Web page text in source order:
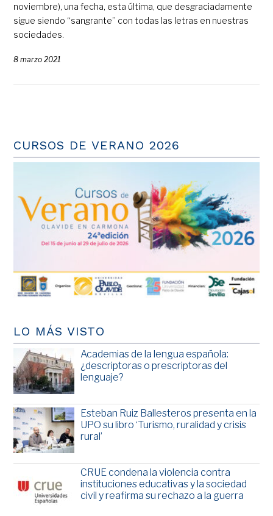
noviembre), una fecha, esta última, que desgraciadamente
sigue siendo “sangrante” con todas las letras en nuestras
sociedades.
8 marzo 2021
CURSOS DE VERANO 2026
LO MÁS VISTO
Academias de la lengua española:
¿descriptoras o prescriptoras del
lenguaje?
Esteban Ruiz Ballesteros presenta en la
UPO su libro ‘Turismo, ruralidad y crisis
rural’
CRUE condena la violencia contra
instituciones educativas y la sociedad
civil y reafirma su rechazo a la guerra